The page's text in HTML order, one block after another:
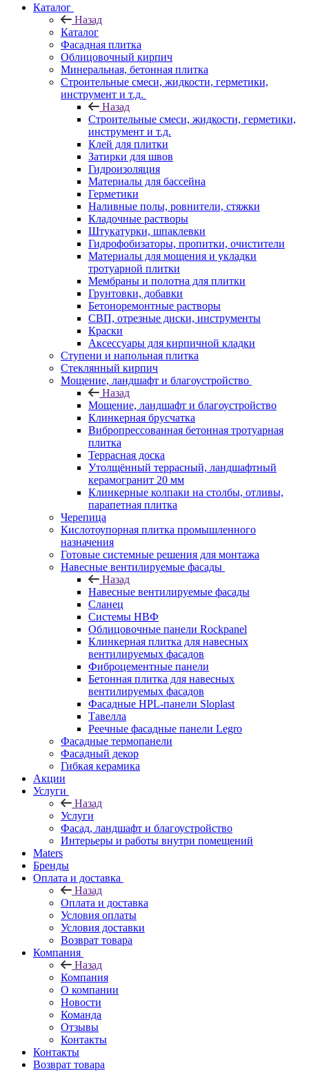
Каталог
Назад
Каталог
Фасадная плитка
Облицовочный кирпич
Минеральная, бетонная плитка
Строительные смеси, жидкости, герметики,
инструмент и т.д.
Назад
Строительные смеси, жидкости, герметики,
инструмент и т.д.
Клей для плитки
Затирки для швов
Гидроизоляция
Материалы для бассейна
Герметики
Наливные полы, ровнители, стяжки
Кладочные растворы
Штукатурки, шпаклевки
Гидрофобизаторы, пропитки, очистители
Материалы для мощения и укладки
тротуарной плитки
Мембраны и полотна для плитки
Грунтовки, добавки
Бетоноремонтные растворы
СВП, отрезные диски, инструменты
Краски
Аксессуары для кирпичной кладки
Ступени и напольная плитка
Cтеклянный кирпич
Мощение, ландшафт и благоустройство
Назад
Мощение, ландшафт и благоустройство
Клинкерная брусчатка
Вибропрессованная бетонная тротуарная
плитка
Террасная доска
Утолщённый террасный, ландшафтный
керамогранит 20 мм
Клинкерные колпаки на столбы, отливы,
парапетная плитка
Черепица
Кислотоупорная плитка промышленного
назначения
Готовые системные решения для монтажа
Навесные вентилируемые фасады
Назад
Навесные вентилируемые фасады
Сланец
Системы НВФ
Облицовочные панели Rockpanel
Клинкерная плитка для навесных
вентилируемых фасадов
Фиброцементные панели
Бетонная плитка для навесных
вентилируемых фасадов
Фасадные HPL-панели Sloplast
Тавелла
Реечные фасадные панели Legro
Фасадные термопанели
Фасадный декор
Гибкая керамика
Акции
Услуги
Назад
Услуги
Фасад, ландшафт и благоустройство
Интерьеры и работы внутри помещений
Maters
Бренды
Оплата и доставка
Назад
Оплата и доставка
Условия оплаты
Условия доставки
Возврат товара
Компания
Назад
Компания
О компании
Новости
Команда
Отзывы
Контакты
Контакты
Возврат товара